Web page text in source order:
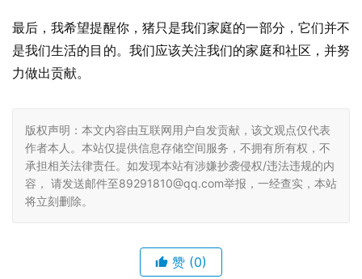
最后，我希望提醒你，猪只是我们家庭的一部分，它们并不
是我们生活的目的。我们应该关注我们的家庭和社区，并努
力做出贡献。
版权声明：本文内容由互联网用户自发贡献，该文观点仅代表
作者本人。本站仅提供信息存储空间服务，不拥有所有权，不
承担相关法律责任。如发现本站有涉嫌抄袭侵权/违法违规的内
容， 请发送邮件至89291810@qq.com举报，一经查实，本站
将立刻删除。
赞 (0)